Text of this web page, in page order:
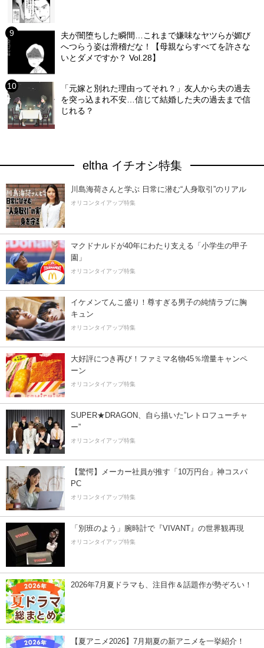
夫が闇堕ちした瞬間…これまで嫌味なヤツらが媚び
へつらう姿は滑稽だな！【母親ならすべてを許さな
いとダメですか？ Vol.28】
「元嫁と別れた理由ってそれ？」友人から夫の過去
を突っ込まれ不安…信じて結婚した夫の過去まで信
じれる？
eltha イチオシ特集
川島海荷さんと学ぶ 日常に潜む“人身取引”のリアル
オリコンタイアップ特集
マクドナルドが40年にわたり支える「小学生の甲子
園」
オリコンタイアップ特集
イケメンてんこ盛り！尊すぎる男子の純情ラブに胸
キュン
オリコンタイアップ特集
大好評につき再び！ファミマ名物45％増量キャンペ
ーン
オリコンタイアップ特集
SUPER★DRAGON、自ら描いた”レトロフューチャ
ー”
オリコンタイアップ特集
【驚愕】メーカー社員が推す「10万円台」神コスパ
PC
オリコンタイアップ特集
「別班のよう」腕時計で『VIVANT』の世界観再現
オリコンタイアップ特集
2026年7月夏ドラマも、注目作＆話題作が勢ぞろい！
【夏アニメ2026】7月期夏の新アニメを一挙紹介！